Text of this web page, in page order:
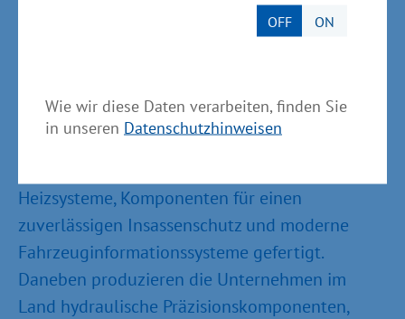
OFF ON
Wie wir diese Daten verarbeiten, finden Sie
in unseren Datenschutzhinweisen
Derzeit gibt es rund 5.000 Beschäftigte in
diesem Industriezweig, die einen jährlichen
So werden in Mecklenburg-Vorpommern
Heizsysteme, Komponenten für einen
zuverlässigen Insassenschutz und moderne
Fahrzeuginformationssysteme gefertigt.
Daneben produzieren die Unternehmen im
Land hydraulische Präzisionskomponenten,